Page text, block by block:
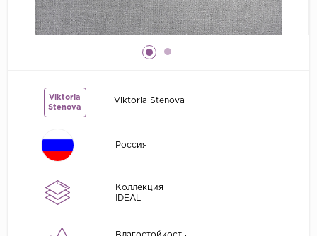
..
Prima Italiana
Viktoria
Stenova
Viktoria Stenova
Россия
Коллекция
IDEAL